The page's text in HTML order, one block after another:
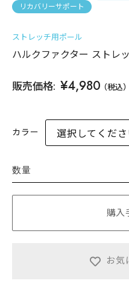
リカバリーサポート
ストレッチ用ポール
ハルクファクター ストレ
販売価格: ¥4,980（税込）
カラー
数量
購入
お気